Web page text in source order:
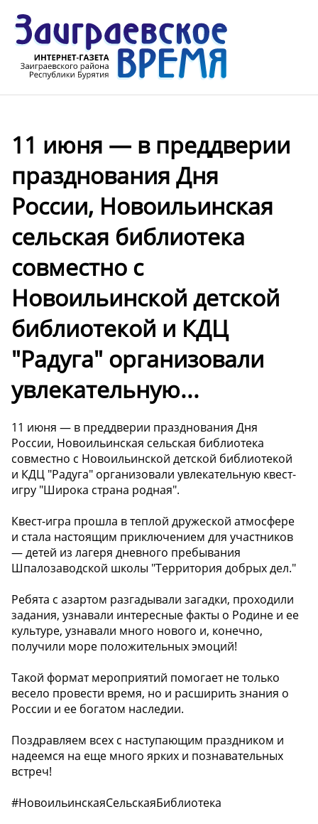
11 июня — в преддверии
празднования Дня
России, Новоильинская
сельская библиотека
совместно с
Новоильинской детской
библиотекой и КДЦ
"Радуга" организовали
увлекательную...
11 июня — в преддверии празднования Дня
России, Новоильинская сельская библиотека
совместно с Новоильинской детской библиотекой
и КДЦ "Радуга" организовали увлекательную квест-
игру "Широка страна родная".
Квест-игра прошла в теплой дружеской атмосфере
и стала настоящим приключением для участников
— детей из лагеря дневного пребывания
Шпалозаводской школы "Территория добрых дел."
Ребята с азартом разгадывали загадки, проходили
задания, узнавали интересные факты о Родине и ее
культуре, узнавали много нового и, конечно,
получили море положительных эмоций!
Такой формат мероприятий помогает не только
весело провести время, но и расширить знания о
России и ее богатом наследии.
Поздравляем всех с наступающим праздником и
надеемся на еще много ярких и познавательных
встреч!
#НовоильинскаяСельскаяБиблиотека